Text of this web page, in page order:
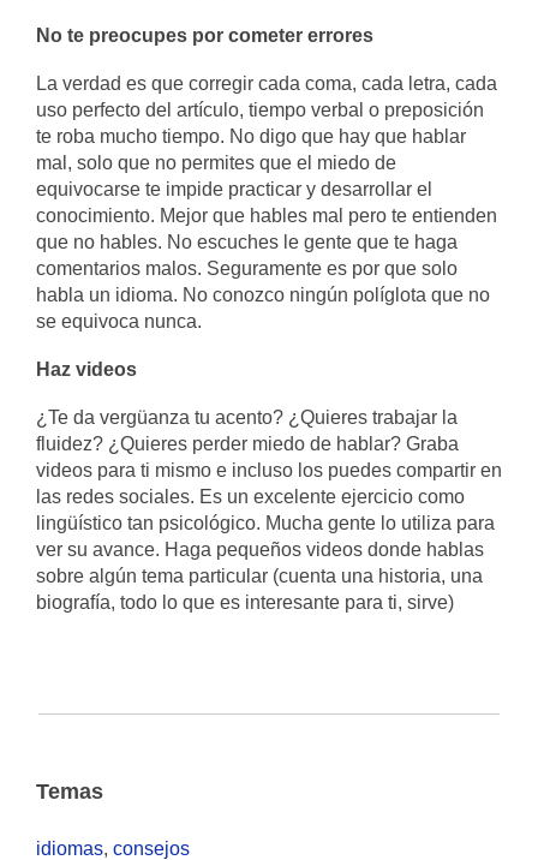
No te preocupes por cometer errores
La verdad es que corregir cada coma, cada letra, cada
uso perfecto del artículo, tiempo verbal o preposición
te roba mucho tiempo. No digo que hay que hablar
mal, solo que no permites que el miedo de
equivocarse te impide practicar y desarrollar el
conocimiento. Mejor que hables mal pero te entienden
que no hables. No escuches le gente que te haga
comentarios malos. Seguramente es por que solo
habla un idioma. No conozco ningún políglota que no
se equivoca nunca.
Haz videos
¿Te da vergüanza tu acento? ¿Quieres trabajar la
fluidez? ¿Quieres perder miedo de hablar? Graba
videos para ti mismo e incluso los puedes compartir en
las redes sociales. Es un excelente ejercicio como
lingüístico tan psicológico. Mucha gente lo utiliza para
ver su avance. Haga pequeños videos donde hablas
sobre algún tema particular (cuenta una historia, una
biografía, todo lo que es interesante para ti, sirve)
Temas
idiomas, consejos